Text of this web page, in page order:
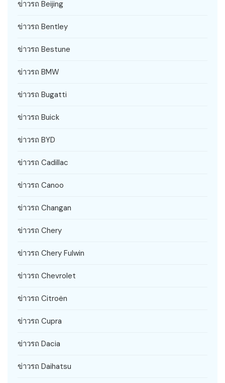
ข่าวรถ Beijing
ข่าวรถ Bentley
ข่าวรถ Bestune
ข่าวรถ BMW
ข่าวรถ Bugatti
ข่าวรถ Buick
ข่าวรถ BYD
ข่าวรถ Cadillac
ข่าวรถ Canoo
ข่าวรถ Changan
ข่าวรถ Chery
ข่าวรถ Chery Fulwin
ข่าวรถ Chevrolet
ข่าวรถ Citroën
ข่าวรถ Cupra
ข่าวรถ Dacia
ข่าวรถ Daihatsu